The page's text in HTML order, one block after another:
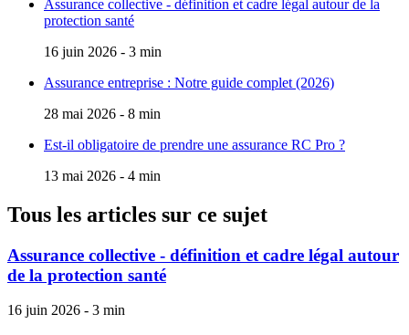
Assurance collective - définition et cadre légal autour de la
protection santé
16 juin 2026 - 3 min
Assurance entreprise : Notre guide complet (2026)
28 mai 2026 - 8 min
Est-il obligatoire de prendre une assurance RC Pro ?
13 mai 2026 - 4 min
Tous les articles sur ce sujet
Assurance collective - définition et cadre légal autour
de la protection santé
16 juin 2026 - 3 min